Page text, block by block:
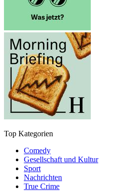
Top Kategorien
Comedy
Gesellschaft und Kultur
Sport
Nachrichten
True Crime